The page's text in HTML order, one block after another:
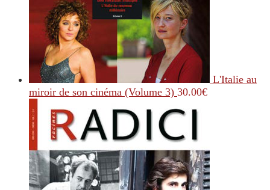
L'Italie au
miroir de son cinéma (Volume 3) 30.00€